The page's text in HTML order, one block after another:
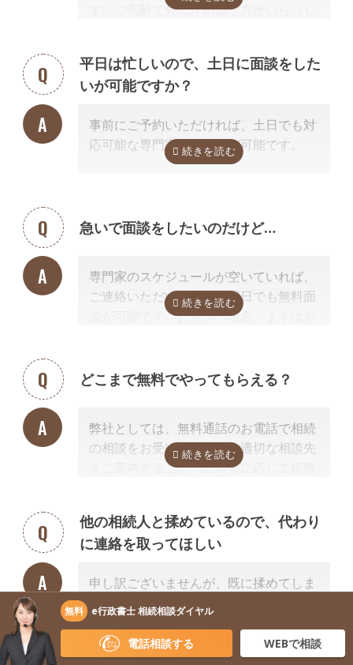
す。ご高齢で外出が困難な方がいらっし
を使ったオンライン面談にも対応可能で
す。（一部士業を除く）
までご希望の方法をお申し付けくださ
い。
平日は忙しいので、土日に面談をした
いが可能ですか？
事前にご予約いただければ、土日でも対
応可能な専門家のご紹介が可能です。
急いで面談をしたいのだけど…
専門家のスケジュールが空いていれば、
ご連絡いただいた当日や翌日でも無料面
談が可能です。お急ぎの場合、まずはお
どこまで無料でやってもらえる？
弊社としては、無料通話のお電話で相続
の相談をお受けすること、適切な相談先
をご案内すること、ご希望に応じて提携
ています。
またご紹介した専門家については、面談
続手続きを明らかにすること、それに対
するお見積りを提示するところまでは無
料で行っています。
「自分で作成した書類が正しいかチェッ
他の相続人と揉めているので、代わり
に連絡を取ってほしい
申し訳ございませんが、既に揉めてしま
っている場合は、弁護士しか対応ができ
サイト「いい相続」に相談可能な弁護士
無料 e行政書士 相続相談ダイヤル
電話相談する WEBで相談